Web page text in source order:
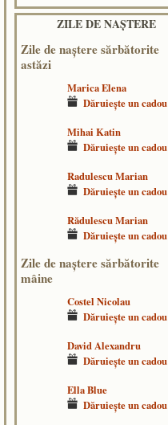
ZILE DE NAŞTERE
Zile de naştere sărbătorite
astăzi
Marica Elena
Dăruieşte un cadou
Mihai Katin
Dăruieşte un cadou
Radulescu Marian
Dăruieşte un cadou
Rădulescu Marian
Dăruieşte un cadou
Zile de naştere sărbătorite
mâine
Costel Nicolau
Dăruieşte un cadou
David Alexandru
Dăruieşte un cadou
Ella Blue
Dăruieşte un cadou